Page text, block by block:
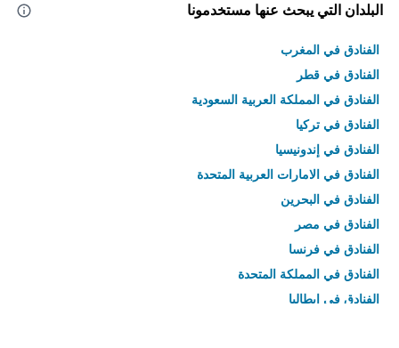
البلدان التي يبحث عنها مستخدمونا
الفنادق في المغرب
الفنادق في قطر
الفنادق في المملكة العربية السعودية
الفنادق في تركيا
الفنادق في إندونيسيا
الفنادق في الامارات العربية المتحدة
الفنادق في البحرين
الفنادق في مصر
الفنادق في فرنسا
الفنادق في المملكة المتحدة
الفنادق في إيطاليا